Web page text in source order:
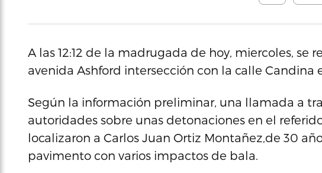
A las 12:12 de la madrugada de hoy, miercoles, se
avenida Ashford intersección con la calle Candina
Según la información preliminar, una llamada a
autoridades sobre unas detonaciones en el
localizaron a Carlos Juan Ortiz Montañez,de 30
pavimento con varios impactos de bala.